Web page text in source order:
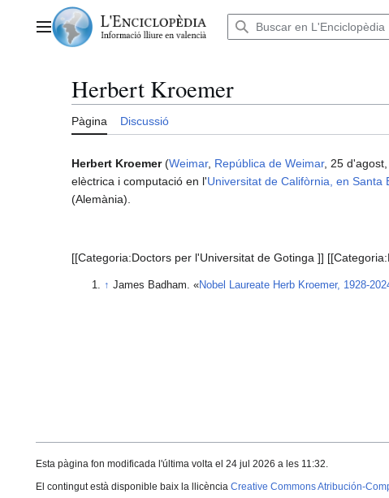
contingutMenú principal
Herbert Kroemer
Pàgina Discussió
Herbert Kroemer(Weimar, República de Weimar, 25
elèctrica i computació en l'Universitat de Califòrnia, en Santa
(Alemània).
[[Categoria:Doctors per l'Universitat de Gotinga ]]
↑ James Badham. «Nobel Laureate Herb Kroemer, 1928-
Esta pàgina fon modificada l'última volta el 24 jul 2026 a les 11:32.
El contingut està disponible baix la llicència Creative Commons Atribución-